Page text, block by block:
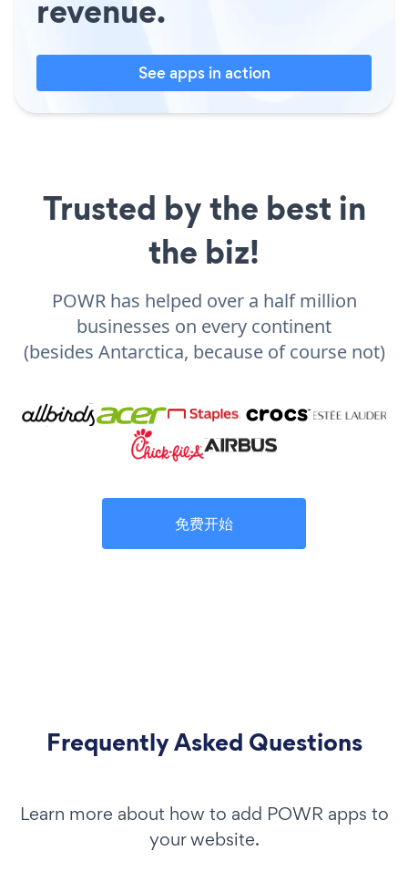
revenue.
See apps in action
Trusted by the best in
the biz!
POWR has helped over a half million
businesses on every continent
(besides Antarctica, because of course not)
免费开始
Frequently Asked Questions
Learn more about how to add POWR apps to
your website.